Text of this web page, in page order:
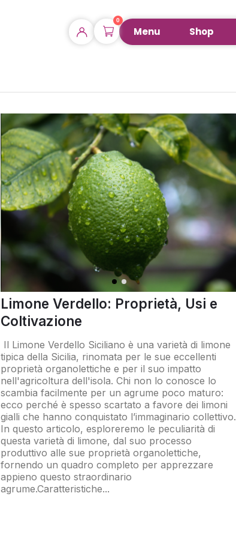
0
Menu Shop
Limone Verdello: Proprietà, Usi e
Coltivazione
Il Limone Verdello Siciliano è una varietà di limone
tipica della Sicilia, rinomata per le sue eccellenti
proprietà organolettiche e per il suo impatto
nell'agricoltura dell'isola. Chi non lo conosce lo
scambia facilmente per un agrume poco maturo:
ecco perché è spesso scartato a favore dei limoni
gialli che hanno conquistato l’immaginario collettivo.
In questo articolo, esploreremo le peculiarità di
questa varietà di limone, dal suo processo
produttivo alle sue proprietà organolettiche,
fornendo un quadro completo per apprezzare
appieno questo straordinario
agrume.Caratteristiche...